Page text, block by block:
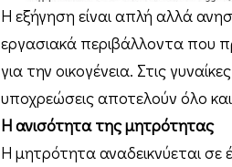
Η εξήγηση είναι απλή αλλά
εργασιακά περιβάλλοντα που
για την οικογένεια. Στις
υποχρεώσεις αποτελούν όλο
Η ανισότητα της μητρότητας
Η μητρότητα αναδεικνύεται σε